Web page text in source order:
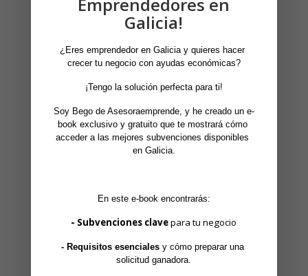
Subvenciones para Contratación de Jóvenes en
Galicia 2026-primera experiencia profesional
¿Puedo incluir a mis padres o abuelos en la
declaración de la renta? Requisitos del mínimo
por ascendientes en 2025
Nueva deducción en Galicia por material
escolar en la Renta 2025
Busca por temática
Galicia!
¿Eres emprendedor en Galicia y quieres hacer
crecer tu negocio con ayudas económicas?
¡Tengo la solución perfecta para ti!
Soy Bego de Asesoraemprende, y he creado un e-
book exclusivo y gratuito que te mostrará cómo
acceder a las mejores subvenciones disponibles
en Galicia.
En este e-book encontrarás:
- Subvenciones clave para tu negocio
- Requisitos esenciales y cómo preparar una
solicitud ganadora.